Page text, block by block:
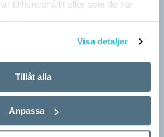
tillhandahållit eller som de har
Visa detaljer
Tillåt alla
Anpassa
oxe, trots namnet. Att den kallas